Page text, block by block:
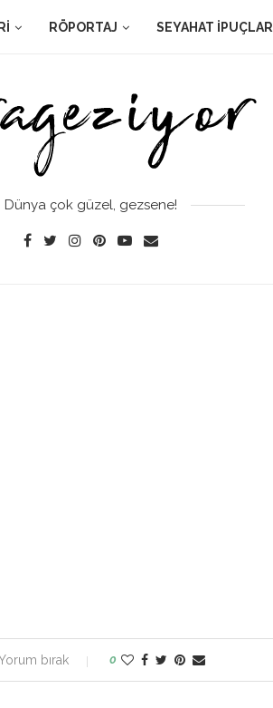
RÖPORTAJ SEYAHAT İPUÇLARI
Dünya çok güzel, gezsene!
bırak 0